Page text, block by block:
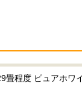
畳程度 ピュアホ